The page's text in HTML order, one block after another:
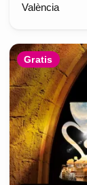
València
Gratis